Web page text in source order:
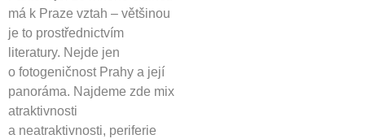
má k Praze vztah – většinou
je to prostřednictvím
literatury. Nejde jen
o fotogeničnost Prahy a její
panoráma. Najdeme zde mix
atraktivnosti
a neatraktivnosti, periferie